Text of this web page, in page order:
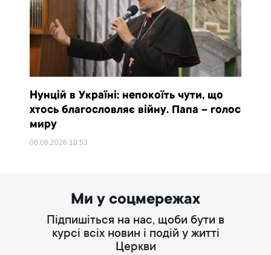
Нунцій в Україні: непокоїть чути, що
хтось благословляє війну. Папа – голос
миру
06.08.2026 10:53
Ми у соцмережах
Підпишіться на нас, щоби бути в
курсі всіх новин і подій у житті
Церкви